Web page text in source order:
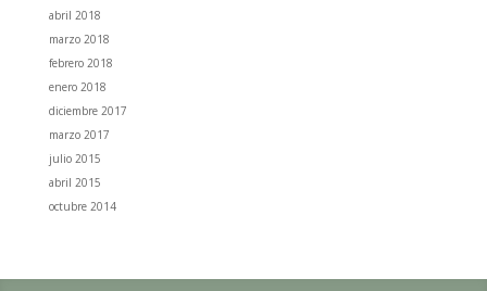
abril 2018
marzo 2018
febrero 2018
enero 2018
diciembre 2017
marzo 2017
julio 2015
abril 2015
octubre 2014